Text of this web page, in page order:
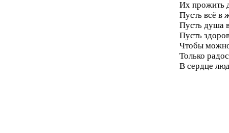
Их прожить
Пусть всё в
Пусть душа
Пусть
Чтобы
Только
В сердце